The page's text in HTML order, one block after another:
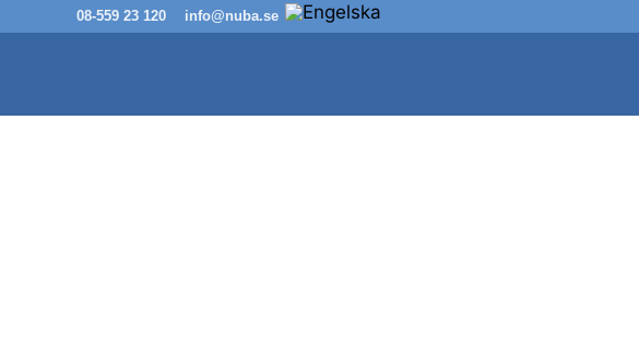
till
08-559 23 120 info@nuba.se